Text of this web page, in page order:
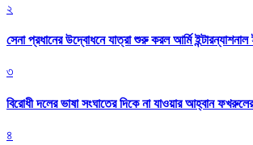
২
সেনা প্রধানের উদ্বোধনে যাত্রা শুরু করল আর্মি ইন্টারন্যাশনাল
৩
বিরোধী দলের ভাষা সংঘাতের দিকে না যাওয়ার আহ্বান ফখরুলের
৪